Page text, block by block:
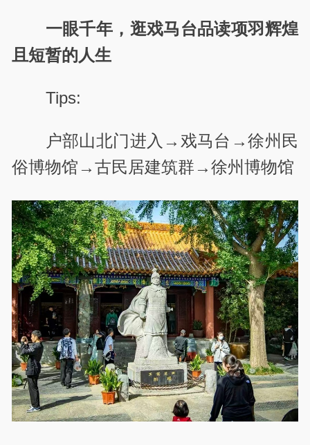
一眼千年，逛戏马台品读项羽辉煌
且短暂的人生
Tips:
户部山北门进入→戏马台→徐州民
俗博物馆→古民居建筑群→徐州博物馆